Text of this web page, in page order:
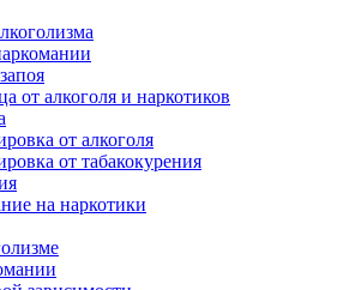
от алкоголя и наркотиков
от алкоголя
от табакокурения
на наркотики